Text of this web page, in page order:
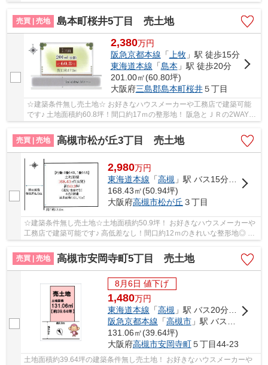
ススメです！ 周辺施設充実！生活便利な住環境...
売買 | 売地
島本町桜井5丁目 売土地
2,380万円
阪急京都本線 「 上牧」駅 徒歩15分
東海道本線 「島本 」駅 徒歩20分
201.00㎡(60.80坪)
大阪府三島郡島本町桜井５丁目
☆建築条件無し売土地☆ お好きなハウスメーカーや工務店で建築可能
です♪ 土地面積約60.8坪！間口約17ｍの整形地！ 阪急とＪＲの2WAYア
クセス可能◎
売買 | 売地
高槻市松が丘3丁目 売土地
2,980万円
東海道本線 「高槻 」駅 バス15分 「松が丘（大阪府）」 停歩6分
168.43㎡(50.94坪)
大阪府高槻市松が丘 ３丁目
☆建築条件無し売土地☆土地面積約50.9坪！ お好きなハウスメーカーや
工務店で建築可能です♪ 高低差なし！間口約12ｍのきれいな整形地◎ 閑
静な住宅街で子育て世代にもオススメです！
売買 | 売地
高槻市安岡寺町5丁目 売土地
8月6日 値下げ
1,480万円
東海道本線 「高槻」駅 バス20分 「上の口」 停歩2分
阪急京都本線 「高槻市」駅 バス11分 「上の口」 停歩2分
131.06㎡(39.64坪)
大阪府高槻市安岡寺町５丁目44-23
土地面積約39.64坪の建築条件無し売土地！ お好きなハウスメーカーや